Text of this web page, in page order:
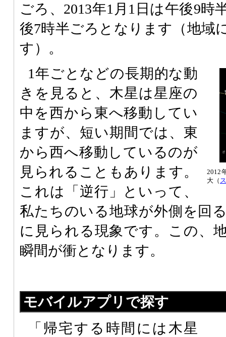
ごろ、2013年1月1日は午後9時
後7時半ごろとなります（地域
す）。
2012
大（
1年ごとなどの長期的な動
きを見ると、木星は星座の
中を西から東へ移動してい
ますが、短い期間では、東
から西へ移動しているのが
見られることもあります。
これは「逆行」といって、
私たちのいる地球が外側を回
に見られる現象です。この、
瞬間が衝となります。
モバイルアプリで探す
「帰宅する時間には木星